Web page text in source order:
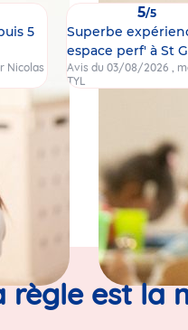
5
Nicolas
5/5
Superbe
espace perf' à St
Avis du 03/08/2026 ,
TYL
règle est la